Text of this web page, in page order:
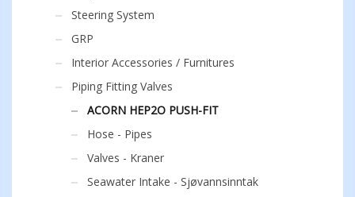
Steering System
GRP
Interior Accessories / Furnitures
Piping Fitting Valves
ACORN HEP2O PUSH-FIT
Hose - Pipes
Valves - Kraner
Seawater Intake - Sjøvannsinntak